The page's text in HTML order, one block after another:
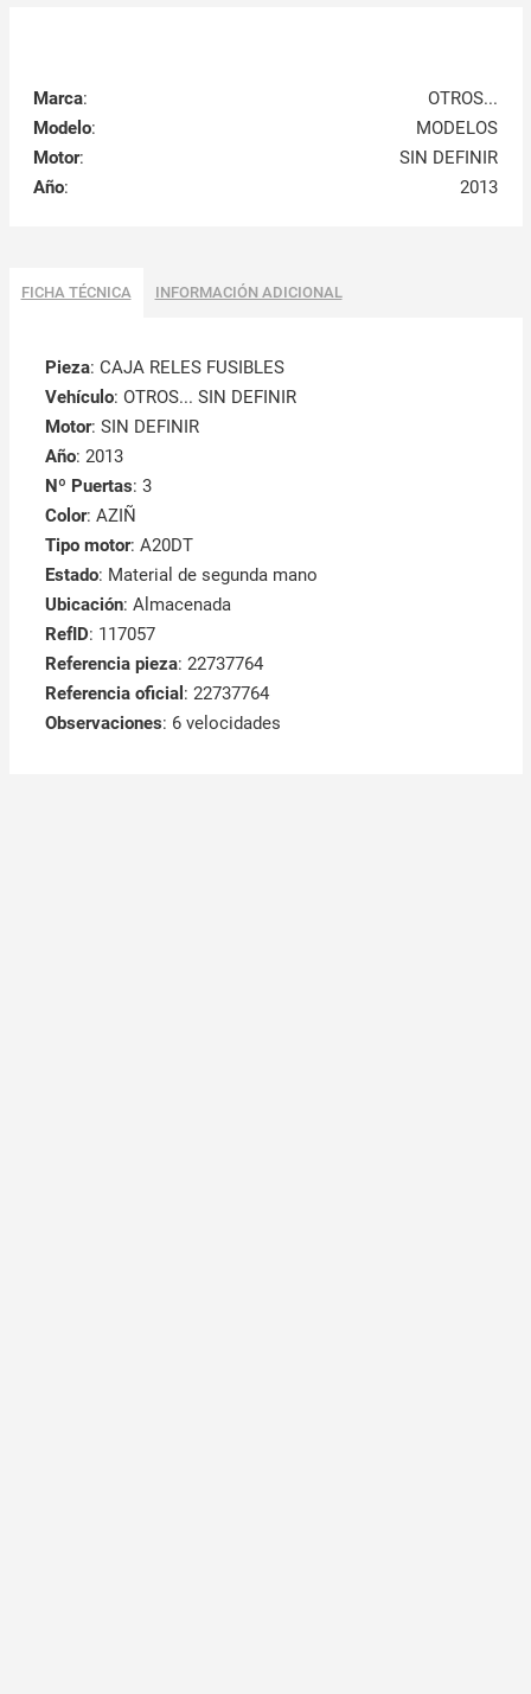
Marca:
OTROS...
Modelo:
MODELOS
Motor:
SIN DEFINIR
Año: 2013
FICHA TÉCNICA INFORMACIÓN ADICIONAL
Pieza: CAJA RELES FUSIBLES
Vehículo: OTROS... SIN DEFINIR
Motor: SIN DEFINIR
Año: 2013
Nº Puertas: 3
Color: AZIÑ
Tipo motor: A20DT
Estado: Material de segunda mano
Ubicación: Almacenada
RefID: 117057
Referencia pieza: 22737764
Referencia oficial : 22737764
Observaciones: 6 velocidades